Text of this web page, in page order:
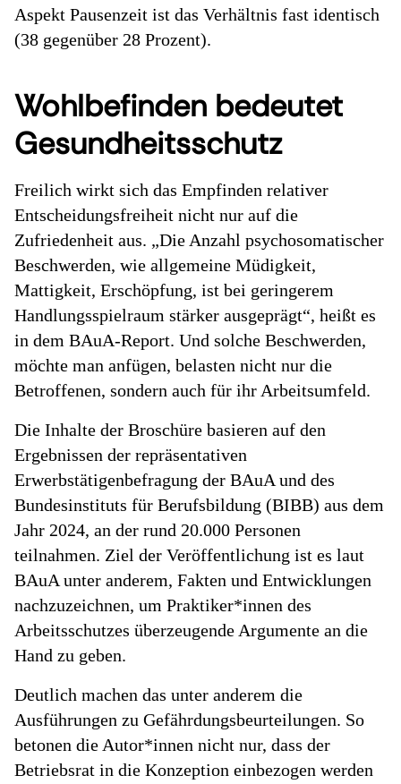
Aspekt Pausenzeit ist das Verhältnis fast identisch
(38 gegenüber 28 Prozent).
Wohlbefinden bedeutet
Gesundheitsschutz
Freilich wirkt sich das Empfinden relativer
Entscheidungsfreiheit nicht nur auf die
Zufriedenheit aus. „Die Anzahl psychosomatischer
Beschwerden, wie allgemeine Müdigkeit,
Mattigkeit, Erschöpfung, ist bei geringerem
Handlungsspielraum stärker ausgeprägt“, heißt es
in dem BAuA-Report. Und solche Beschwerden,
möchte man anfügen, belasten nicht nur die
Betroffenen, sondern auch für ihr Arbeitsumfeld.
Die Inhalte der Broschüre basieren auf den
Ergebnissen der repräsentativen
Erwerbstätigenbefragung der BAuA und des
Bundesinstituts für Berufsbildung (BIBB) aus dem
Jahr 2024, an der rund 20.000 Personen
teilnahmen. Ziel der Veröffentlichung ist es laut
BAuA unter anderem, Fakten und Entwicklungen
nachzuzeichnen, um Praktiker*innen des
Arbeitsschutzes überzeugende Argumente an die
Hand zu geben.
Deutlich machen das unter anderem die
Ausführungen zu Gefährdungsbeurteilungen. So
betonen die Autor*innen nicht nur, dass der
Betriebsrat in die Konzeption einbezogen werden